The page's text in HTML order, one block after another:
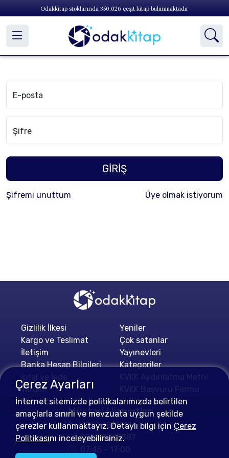
Odakkitap stoklarında 350,026 çeşit kitap bulunmaktadır
E-posta
Şifre
GİRİŞ
Şifremi unuttum Üye olmak istiyorum
Gizlilik İlkesi
Kargo ve Teslimat
İletişim
Banka Hesap Bilgileri
Yardım
Yeniler
Çok satanlar
Yayınevleri
Kategoriler
Müşteri Hizmetleri
0212 4813112
0552 0478387
07:45 - 17:00
Çerez Ayarları
İnternet sitemizde politikalarımızda belirtilen
amaçlarla sınırlı ve mevzuata uygun şekilde
çerezler kullanmaktayız. Detaylı bilgi için Çerez
Politikasını inceleyebilirsiniz.